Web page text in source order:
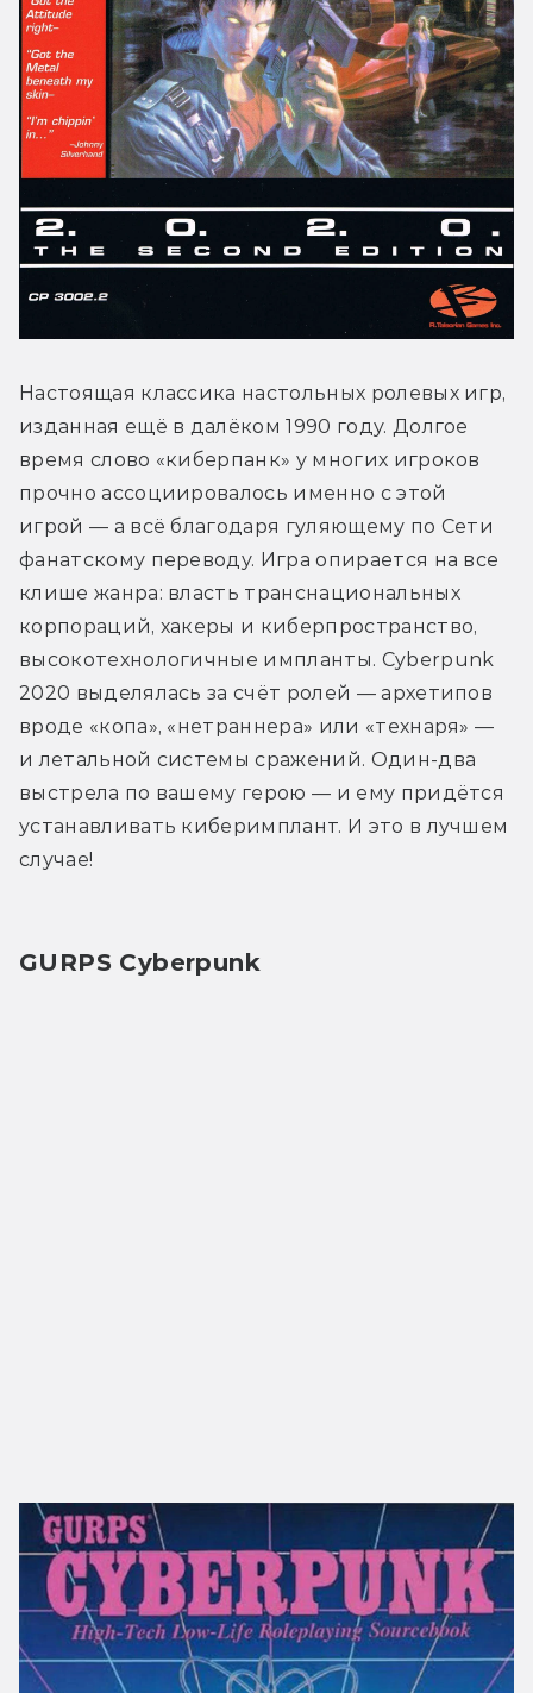
Настоящая классика настольных ролевых игр,
изданная ещё в далёком 1990 году. Долгое
время слово «киберпанк» у многих игроков
прочно ассоциировалось именно с этой
игрой — а всё благодаря гуляющему по Сети
фанатскому переводу. Игра опирается на все
клише жанра: власть транснациональных
корпораций, хакеры и киберпространство,
высокотехнологичные импланты. Cyberpunk
2020 выделялась за счёт ролей — архетипов
вроде «копа», «нетраннера» или «технаря» —
и летальной системы сражений. Один-два
выстрела по вашему герою — и ему придётся
устанавливать киберимплант. И это в лучшем
случае!
GURPS Cyberpunk